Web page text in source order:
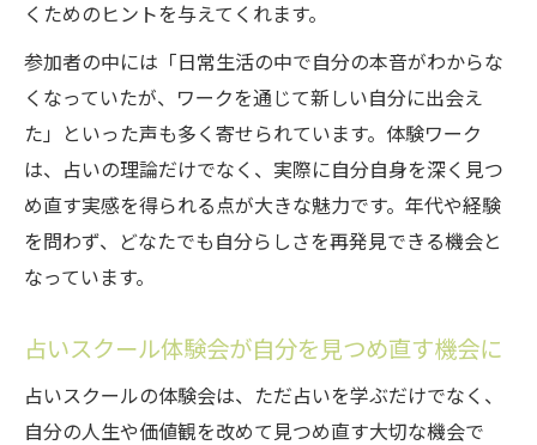
くためのヒントを与えてくれます。
参加者の中には「日常生活の中で自分の本音がわからな
くなっていたが、ワークを通じて新しい自分に出会え
た」といった声も多く寄せられています。体験ワーク
は、占いの理論だけでなく、実際に自分自身を深く見つ
め直す実感を得られる点が大きな魅力です。年代や経験
を問わず、どなたでも自分らしさを再発見できる機会と
なっています。
占いスクール体験会が自分を見つめ直す機会に
占いスクールの体験会は、ただ占いを学ぶだけでなく、
自分の人生や価値観を改めて見つめ直す大切な機会で